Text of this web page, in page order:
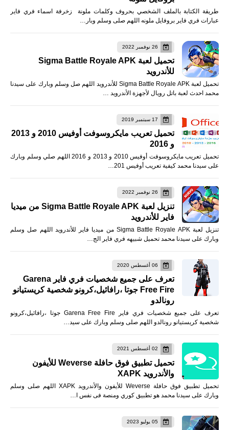
طريقة الكتابة بالملف الشخصي بحروف وكلمات ملونة زخرفة اسماء فري فاير
عبارات فري فاير بروفايل ملونه اللهم صلى وسلم وبار…
26 نوفمبر 2022
تحميل لعبة Sigma Battle Royale APK
للأندرويد
تحميل لعبة Sigma Battle Royale APK للأندرويد اللهم صل وسلم وبارك على سيدنا
محمد احدث لعبة باتل رويال لأجهزة الأندرويد …
17 سبتمبر 2019
تحميل تعريب مايكروسوفت أوفيس 2010 و 2013
و 2016
تحميل تعريب مايكروسوفت أوفيس 2010 و 2013 و 2016 اللهم صلي وسلم وبارك
على سيدنا محمد كيفية تعريب أوفيس 201…
26 نوفمبر 2022
تنزيل لعبة Sigma Battle Royale APK من ميديا
فاير للأندرويد
تنزيل لعبة Sigma Battle Royale APK من ميديا فاير للأندرويد اللهم صل وسلم
وبارك على سيدنا محمد تحميل شبيهه فري فاير الج…
06 أغسطس 2020
تعرف على جميع شخصيات فري فاير Garena
Free Fire جوتا ،رافائيل،كرونو شخصية كريستيانو
رونالدو
تعرف على جميع شخصيات فري فاير Garena Free Fire جوتا ،رافائيل،كرونو
شخصية كريستيانو رونالدو اللهم صلى وسلم وبارك على سيد…
02 أغسطس 2021
تحميل تطبيق فوق حافلة Weverse للأيفون
والأندرويد XAPK
تحميل تطبيق فوق حافلة Weverse للأيفون والأندرويد XAPK اللهم صلى وسلم
وبارك على سيدنا محمد هو تطبيق كوري ومنصة فى نفس ا…
05 يوليو 2023